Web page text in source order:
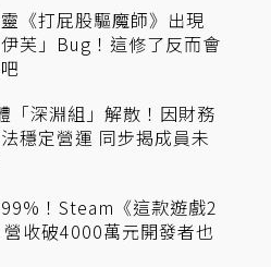
《打屁股驅魔師》出現
伊芙」Bug！這修了反而會
「深淵組」解散！因財務
穩定營運 同步揭成員未
！Steam《這款遊戲2
收破4000萬元開發者也